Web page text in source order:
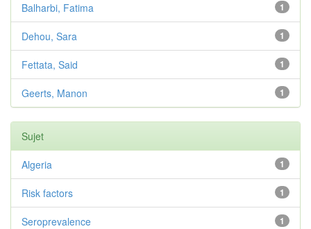
1
Balharbi, Fatima
1
Dehou, Sara
1
Fettata, Said
1
Geerts, Manon
Sujet
1
Algeria
1
Risk factors
1
Seroprevalence